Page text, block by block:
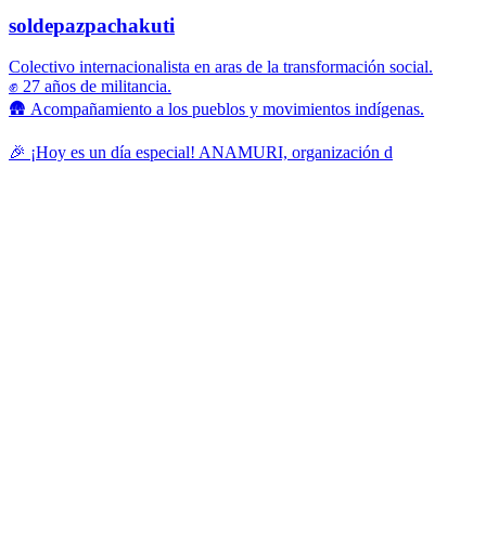
soldepazpachakuti
Colectivo internacionalista en aras de la transformación social.
✊ 27 años de militancia.
🛖 Acompañamiento a los pueblos y movimientos indígenas.
🎉 ¡Hoy es un día especial! ANAMURI, organización d